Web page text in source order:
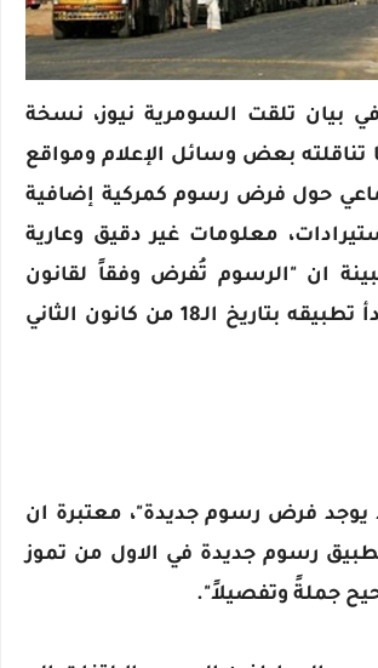
بيان تلقت السومرية نيوز، نسخة
تناقلته بعض وسائل الإعلام ومواقع
حول فرض رسوم كمركية إضافية
معلومات غير دقيق وعارية
ان "الرسوم تُفرض وفقاً لقانون
التعرفة الذي بدأ تطبيقه بتاريخ الـ18 من كانون الثاني
يوجد فرض رسوم جديدة"، معتبرة ان
رسوم جديدة في الاول من تموز
جملةً وتفصيلاً".